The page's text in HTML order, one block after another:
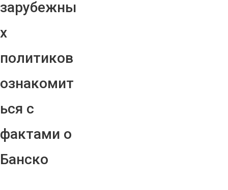
зарубежны
х
политиков
ознакомит
ься с
фактами о
Банско